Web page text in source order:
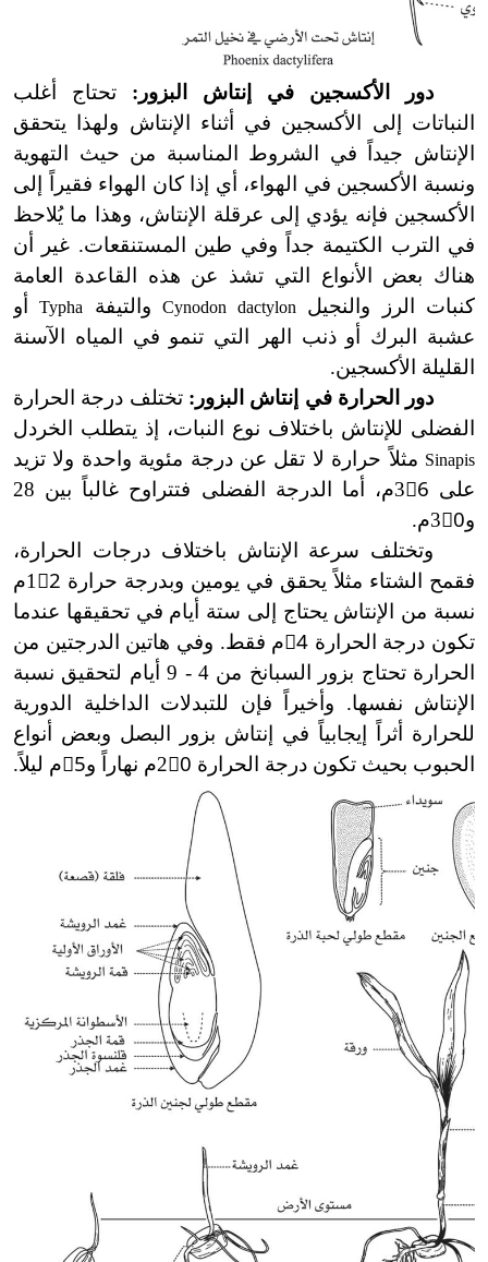
دور الأكسجين في إنتاش البزور: تحتاج أغلب
النباتات إلى الأكسجين في أثناء الإنتاش ولهذا يتحقق
الإنتاش جيداً في الشروط المناسبة من حيث التهوية
ونسبة الأكسجين في الهواء، أي إذا كان الهواء فقيراً إلى
الأكسجين فإنه يؤدي إلى عرقلة الإنتاش، وهذا ما يُلاحظ
في الترب الكتيمة جداً وفي طين المستنقعات. غير أن
هناك بعض الأنواع التي تشذ عن هذه القاعدة العامة
كنبات الرز والنجيل
Cynodon dactylonوالتيفة Typhaأو
عشبة البرك أو ذنب الهر التي تنمو في المياه الآسنة
القليلة الأكسجين.
دور الحرارة في إنتاش البزور: تختلف درجة الحرارة
الفضلى للإنتاش باختلاف نوع النبات، إذ يتطلب الخردل
Sinapis مثلاً حرارة لا تقل عن درجة مئوية واحدة ولا تزيد
على 36ْم، أما الدرجة الفضلى فتتراوح غالباً بين 28
و30ْم.
وتختلف سرعة الإنتاش باختلاف درجات الحرارة،
فقمح الشتاء مثلاً يحقق في يومين وبدرجة حرارة 12ْم
نسبة من الإنتاش يحتاج إلى ستة أيام في تحقيقها عندما
تكون درجة الحرارة 4ْم فقط. وفي هاتين الدرجتين من
الحرارة تحتاج بزور السبانخ من 4 - 9 أيام لتحقيق نسبة
الإنتاش نفسها. وأخيراً فإن للتبدلات الداخلية الدورية
للحرارة أثراً إيجابياً في إنتاش بزور البصل وبعض أنواع
الحبوب بحيث تكون درجة الحرارة 20ْم نهاراً و5ْم ليلاً.